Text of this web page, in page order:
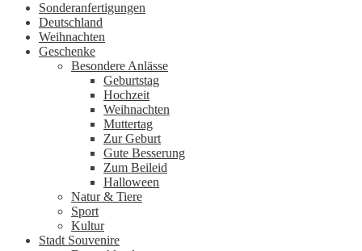
Sonderanfertigungen
Deutschland
Weihnachten
Geschenke
Besondere Anlässe
Geburtstag
Hochzeit
Weihnachten
Muttertag
Zur Geburt
Gute Besserung
Zum Beileid
Halloween
Natur & Tiere
Sport
Kultur
Stadt Souvenire